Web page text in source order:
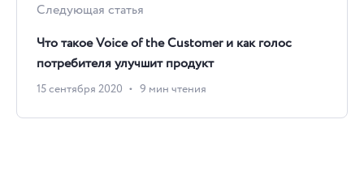
Следующая статья
Что такое Voice of the Customer и как голос
потребителя улучшит продукт
15 сентября 2020 9 мин чтения